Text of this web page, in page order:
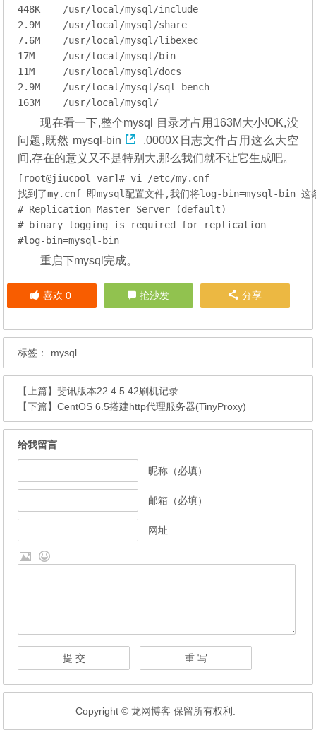
448K /usr/local /mysql/i
2.9M /usr/local /mysql/
7.6M /usr/local /mysql/
17M /usr/local /mysql/
11M /usr/local /mysql/
2.9M /usr/local /mysql/
163M /usr/local /mysql/
现在看一下,整个mysql 目录才占用163M大小!OK,没
问题,既然 mysql-bin
.0000X日志文件占用这么大空
间,存在的意义又不是特别大,那么我们就不让它生成吧。
[root@jiucool var]# vi /etc/my.cnf
找到了my.cnf 即mysql配置文件,我们将log-bin=mysql-bin 这
# Replication Master Server (default)
# binary logging is required for replication
#log-bin=mysql-bin
重启下mysql完成。
喜欢 0 抢沙发 分享
标签： mysql
【上篇】斐讯版本22.4.5.42刷机记录
【下篇】CentOS 6.5搭建http代理服务器(TinyProxy)
给我留言
昵称（必填）
邮箱（必填）
网址
Copyright © 龙网博客 保留所有权利.